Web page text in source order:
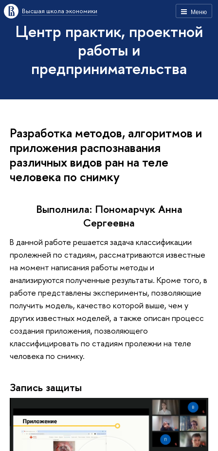
Меню
Высшая школа экономики
Центр практик, проектной
работы и
предпринимательства
Разработка методов, алгоритмов и
приложения распознавания
различных видов ран на теле
человека по снимку
Выполнила: Пономарчук Анна
Сергеевна
В данной работе решается задача классификации
пролежней по стадиям, рассматриваются известные
на момент написания работы методы и
анализируются полученные результаты. Кроме того, в
работе представлены эксперименты, позволяющие
получить модель, качество которой выше, чем у
других известных моделей, а также описан процесс
создания приложения, позволяющего
классифицировать по стадиям пролежни на теле
человека по снимку.
Запись защиты